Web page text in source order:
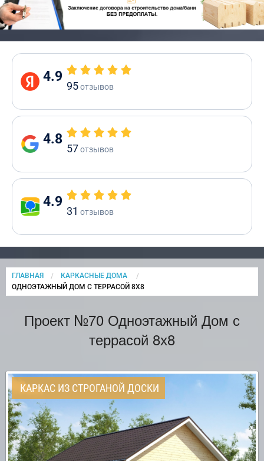
4.9
95отзывов
4.8
57отзывов
4.9
31 отзывов
ГЛАВНАЯ
КАРКАСНЫЕ ДОМА
CURRENT:
ОДНОЭТАЖНЫЙ ДОМ С ТЕРРАСОЙ 8Х8
Проект №70 Одноэтажный Дом с
террасой 8х8
КАРКАС ИЗ СТРОГАНОЙ ДОСКИ